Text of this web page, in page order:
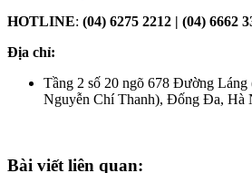
HOTLINE: (04) 6275 2212 | (04) 6662
Địa chỉ:
Tầng 2 số 20 ngõ 678 Đường Láng
Nguyễn Chí Thanh), Đống Đa, Hà
Bài viết liên quan: